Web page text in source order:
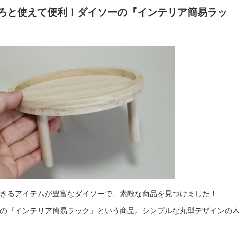
と使えて便利！ダイソーの『インテリア簡易ラッ
るアイテムが豊富なダイソーで、素敵な商品を見つけました！
『インテリア簡易ラック』という商品。シンプルな丸型デザインの木